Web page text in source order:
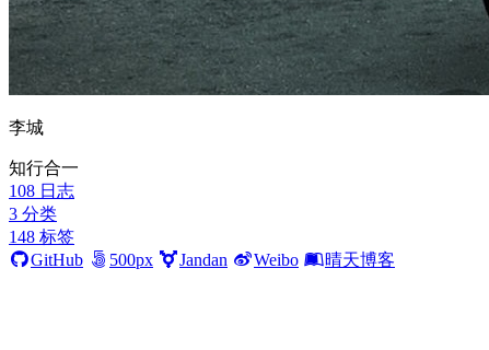
李城
知行合一
108 日志
3 分类
148 标签
GitHub
500px Jandan Weibo 晴天博客